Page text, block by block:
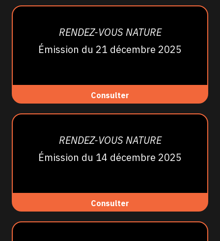
RENDEZ-VOUS NATURE
Émission du 21 décembre 2025
Consulter
RENDEZ-VOUS NATURE
Émission du 14 décembre 2025
Consulter